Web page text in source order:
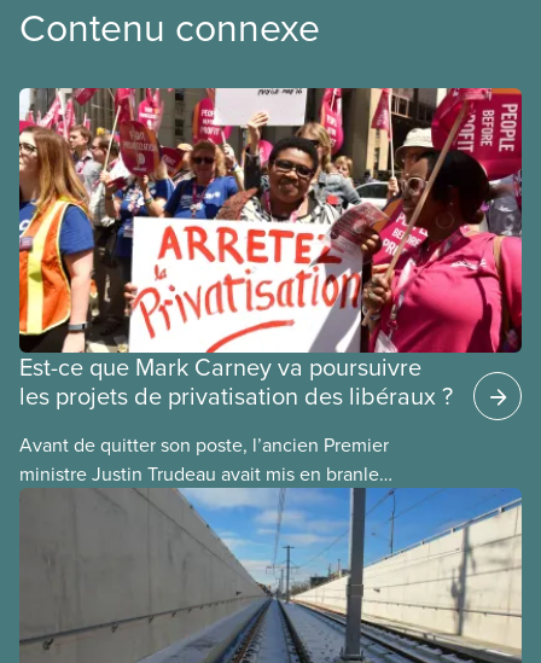
Contenu connexe
Est-ce que Mark Carney va poursuivre
les projets de privatisation des libéraux ?
Avant de quitter son poste, l’ancien Premier
ministre Justin Trudeau avait mis en branle
plusieurs projets de privatisation, dans l’espoir que
son successeur les mènerait à terme. Voici